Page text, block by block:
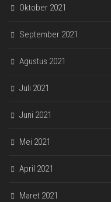
Oktober 2021
September 2021
Agustus 2021
Juli 2021
Juni 2021
Mei 2021
April 2021
Maret 2021